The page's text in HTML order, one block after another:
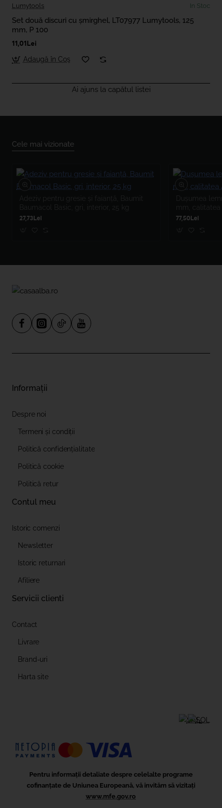
Lumytools In Stoc
Set două discuri cu șmirghel, LT07977 Lumytools, 125
mm, P 100
11,01Lei
Adaugă în Coş
Ai ajuns la capătul listei
Cele mai vizionate
Adeziv pentru gresie și faianță, Baumit
Baumacol Basic, gri, interior, 25 kg
27,73Lei
Dușumea
mm,
77,50Lei
Informații
Despre noi
Termeni și condiții
Politică confidențialitate
Politică cookie
Politică retur
Contul meu
Istoric comenzi
Newsletter
Istoric returnari
Afiliere
Servicii clienti
Contact
Livrare
Brand-uri
Harta site
Pentru informații detaliate despre celelalte programe
cofinanțate de Uniunea Europeană, vă invităm să vizitați
www.mfe.gov.ro